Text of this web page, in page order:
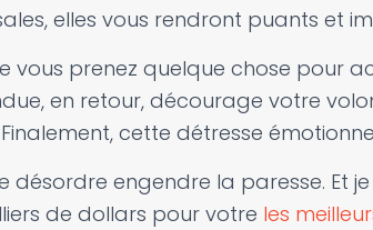
elles vous rendront puants et
vous prenez quelque chose pour
en retour, décourage votre
cette détresse
désordre engendre la paresse. Et
de dollars pour votre les